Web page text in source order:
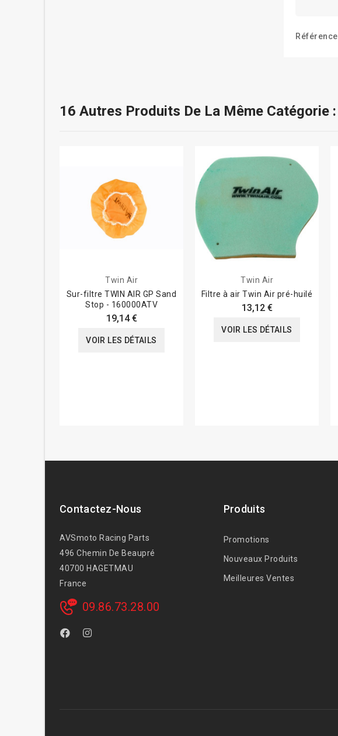
Référence
16 Autres Produits De La Même Catégorie :
Twin Air
Sur-filtre TWIN AIR GP Sand
Stop - 160000ATV
19,14 €
VOIR LES DÉTAILS
Twin Air
Filtre à air Twin Air pré-huilé
13,12 €
VOIR LES DÉTAILS
Contactez-Nous
AVSmoto Racing Parts
496 Chemin De Beaupré
40700 HAGETMAU
France
09.86.73.28.00
Produits
Promotions
Nouveaux Produits
Meilleures Ventes